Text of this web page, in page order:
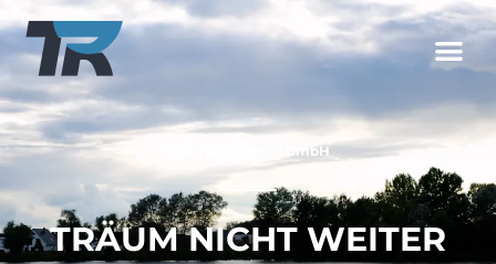
T&R Yachthandel GmbH
TRÄUM NICHT WEITER